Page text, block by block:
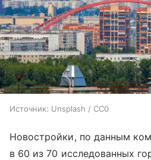
Источник: Unsplash / CC0
Новостройки, по данным
в 60 из 70 исследованных